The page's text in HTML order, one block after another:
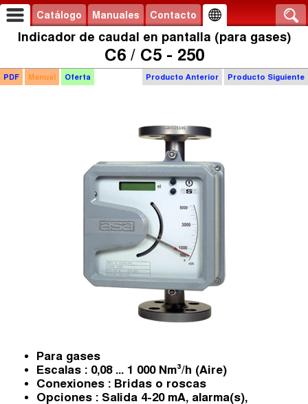
Catálogo Manuales Contacto
Indicador de caudal en pantalla (para gases)
C6 / C5 - 250
Producto Anterior Producto Siguiente
PDF Manual Oferta
Para gases
Escalas : 0,08 ... 1 000 Nm³/h (Aire)
Conexiones : Bridas o roscas
Opciones : Salida 4-20 mA, alarma(s),